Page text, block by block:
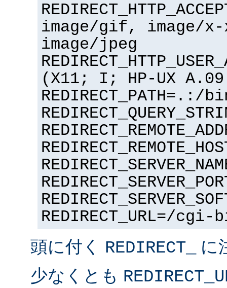
image/gif, image/x-
image/jpeg
(X11; I; HP-UX
REDIRECT_URL=/
頭に付く REDIRECT_
に
少なくとも